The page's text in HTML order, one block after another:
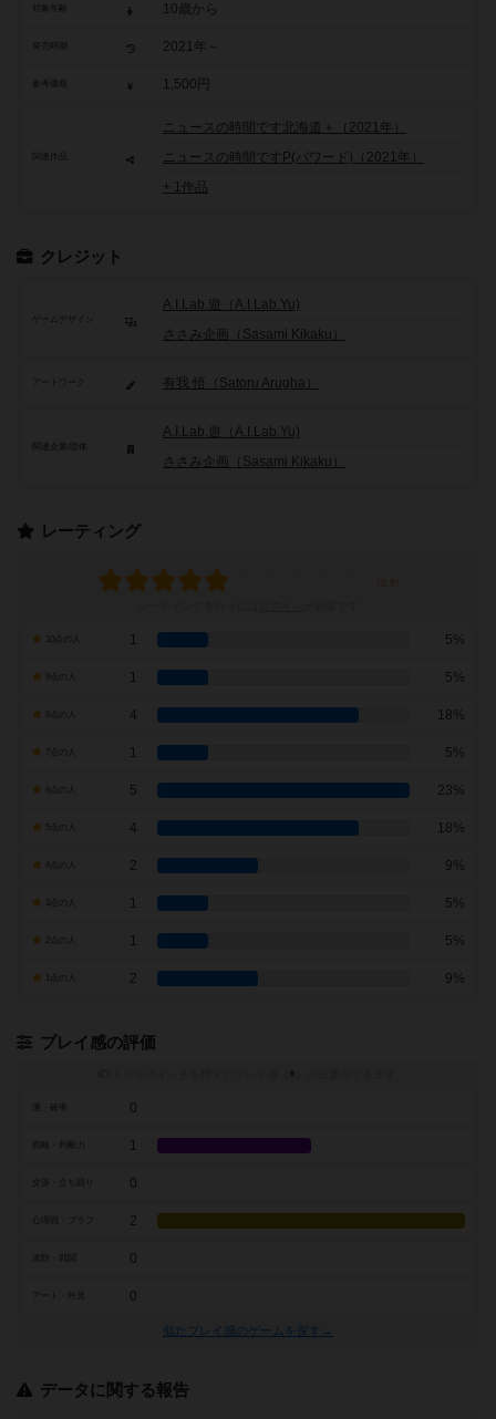
10歳から
2021年～
参考価格 1,500円
関連作品
ニュースの時間です北海道＋（2021年）
ニュースの時間ですP(パワード)（2021年）
+ 1作品
クレジット
ゲームデザイン
A.I.Lab.遊（A.I.Lab.Yu)
ささみ企画（Sasami Kikaku）
アートワーク 有我 悟（Satoru Arugha）
A.I.Lab.遊（A.I.Lab.Yu)
ささみ企画（Sasami Kikaku）
レーティング
1 5%
1 5%
4 18%
7点の人 1 5%
5 23%
4 18%
2 9%
1 5%
1 5%
2 9%
プレイ感の評価
※
0
戦略・判断力 1
0
2
0
アート・外見 0
似たプレイ感のゲームを探す→
データに関する報告